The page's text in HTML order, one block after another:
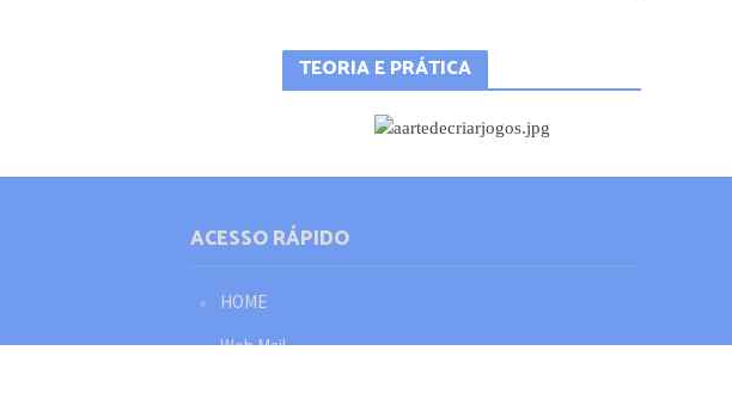
TEORIA E PRÁTICA
ACESSO RÁPIDO
HOME
Web Mail